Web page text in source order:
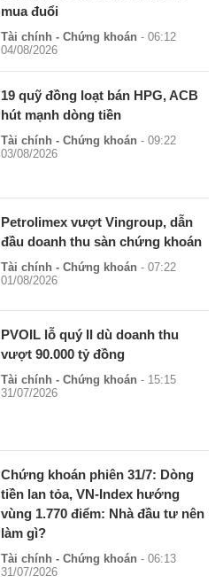
mua đuổi
Tài chính - Chứng khoán - 06:12
04/08/2026
19 quỹ đồng loạt bán HPG, ACB
hút mạnh dòng tiền
Tài chính - Chứng khoán - 09:22
03/08/2026
Petrolimex vượt Vingroup, dẫn
đầu doanh thu sàn chứng khoán
Tài chính - Chứng khoán - 07:22
01/08/2026
PVOIL lỗ quý II dù doanh thu
vượt 90.000 tỷ đồng
Tài chính - Chứng khoán - 15:15
31/07/2026
Chứng khoán phiên 31/7: Dòng
tiền lan tỏa, VN-Index hướng
vùng 1.770 điểm: Nhà đầu tư nên
làm gì?
Tài chính - Chứng khoán - 06:13
31/07/2026